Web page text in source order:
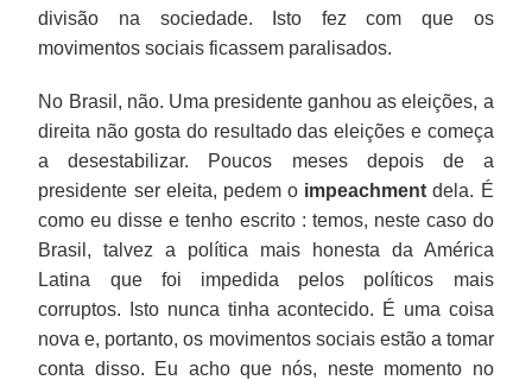
divisão na sociedade. Isto fez com que os
movimentos sociais ficassem paralisados.
No Brasil, não. Uma presidente ganhou as eleições, a
direita não gosta do resultado das eleições e começa
a desestabilizar. Poucos meses depois de a
presidente ser eleita, pedem o impeachment dela. É
como eu disse e tenho escrito : temos, neste caso do
Brasil, talvez a política mais honesta da América
Latina que foi impedida pelos políticos mais
corruptos. Isto nunca tinha acontecido. É uma coisa
nova e, portanto, os movimentos sociais estão a tomar
conta disso. Eu acho que nós, neste momento no